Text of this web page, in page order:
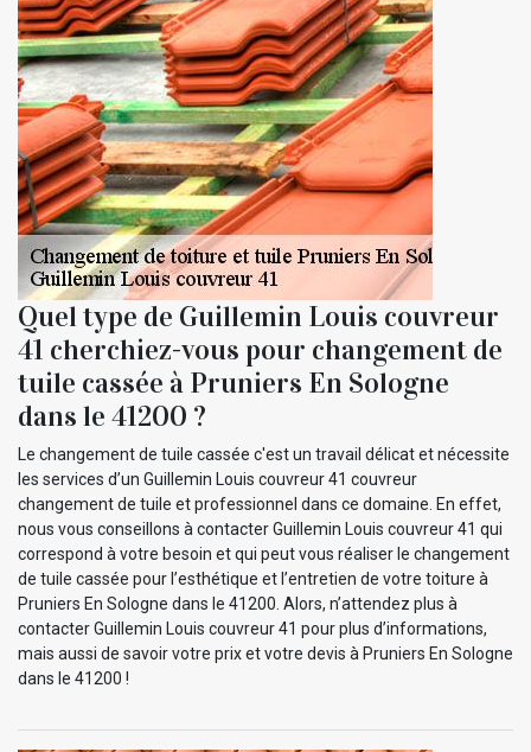
Quel type de Guillemin Louis couvreur
41 cherchiez-vous pour changement de
tuile cassée à Pruniers En Sologne
dans le 41200 ?
Le changement de tuile cassée c'est un travail délicat et nécessite
les services d’un Guillemin Louis couvreur 41 couvreur
changement de tuile et professionnel dans ce domaine. En effet,
nous vous conseillons à contacter Guillemin Louis couvreur 41 qui
correspond à votre besoin et qui peut vous réaliser le changement
de tuile cassée pour l’esthétique et l’entretien de votre toiture à
Pruniers En Sologne dans le 41200. Alors, n’attendez plus à
contacter Guillemin Louis couvreur 41 pour plus d’informations,
mais aussi de savoir votre prix et votre devis à Pruniers En Sologne
dans le 41200 !